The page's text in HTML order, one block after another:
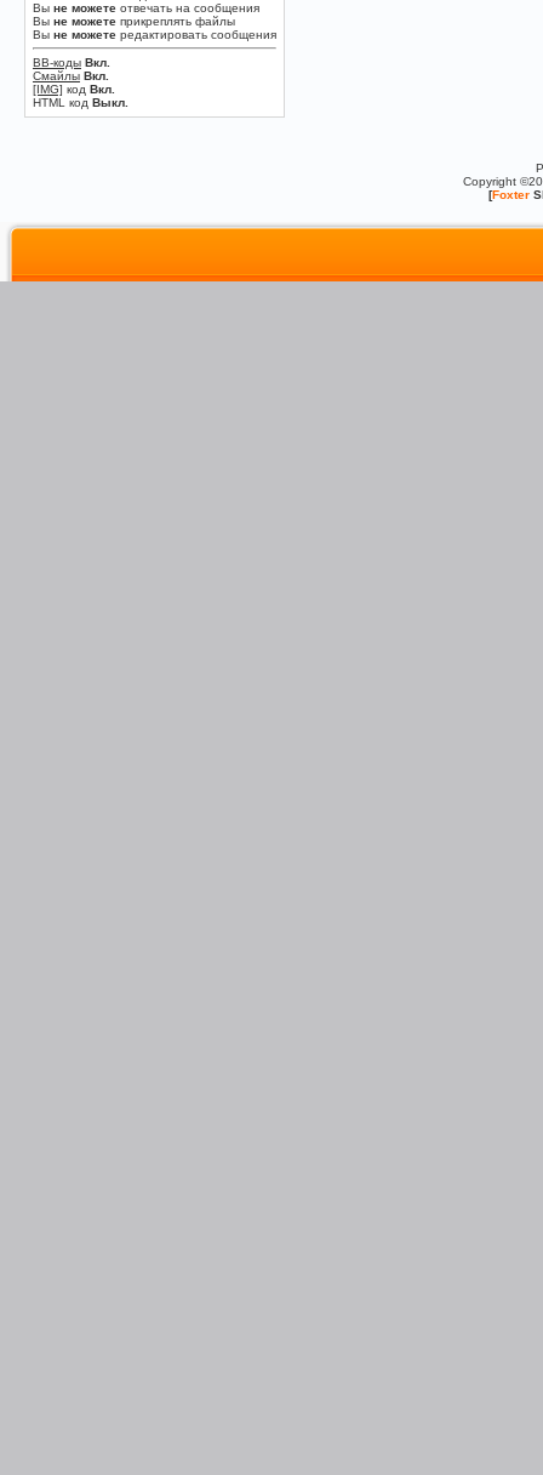
Вы не можете отвечать на сообщения
Вы не можете прикреплять файлы
Вы не можете редактировать сообщения
BB-коды Вкл.
Смайлы Вкл.
[IMG] код Вкл.
HTML код Выкл.
Copyright
[Foxter